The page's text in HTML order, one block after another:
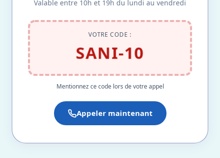
Valable entre 10h et 19h du lundi au vendredi
VOTRE CODE :
SANI-10
Mentionnez ce code lors de votre appel
Appeler maintenant